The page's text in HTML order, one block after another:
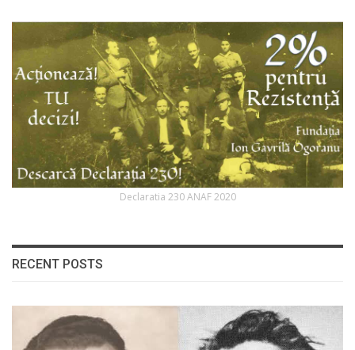
Declaratia 230 ANAF 2020
RECENT POSTS